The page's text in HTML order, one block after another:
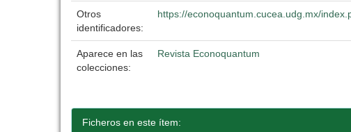
Otros
identificadores:
https://econoquantum.cucea.udg.mx/
Aparece en las
colecciones:
Revista Econoquantum
Ficheros en este ítem: